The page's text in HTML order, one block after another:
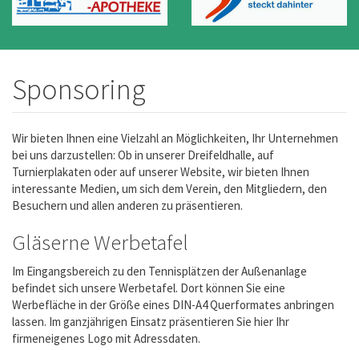
Sponsoring
Wir bieten Ihnen eine Vielzahl an Möglichkeiten, Ihr Unternehmen
bei uns darzustellen: Ob in unserer Dreifeldhalle, auf
Turnierplakaten oder auf unserer Website, wir bieten Ihnen
interessante Medien, um sich dem Verein, den Mitgliedern, den
Besuchern und allen anderen zu präsentieren.
Gläserne Werbetafel
Im Eingangsbereich zu den Tennisplätzen der Außenanlage
befindet sich unsere Werbetafel. Dort können Sie eine
Werbefläche in der Größe eines DIN-A4 Querformates anbringen
lassen. Im ganzjährigen Einsatz präsentieren Sie hier Ihr
firmeneigenes Logo mit Adressdaten.